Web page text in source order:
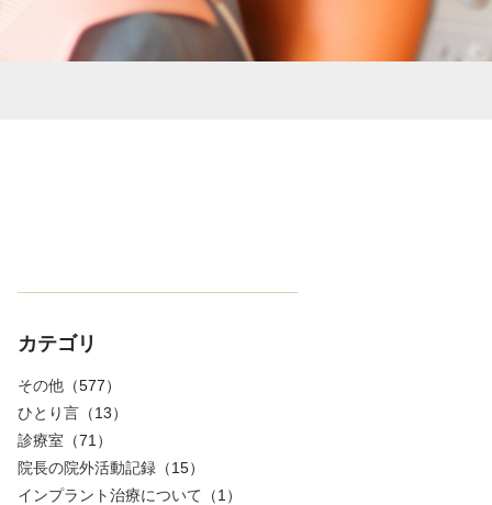
カテゴリ
その他 （577）
ひとり言 （13）
診療室 （71）
院長の院外活動記録 （15）
インプラント治療について （1）